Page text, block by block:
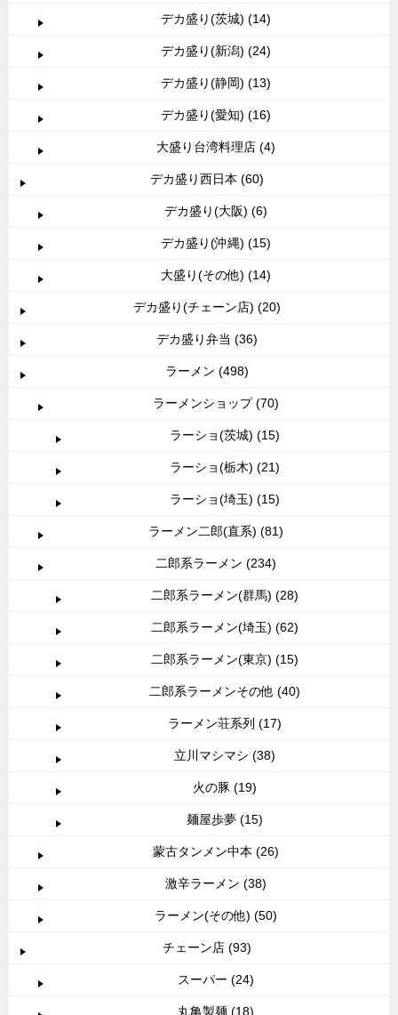
デカ盛り(茨城) (14)
デカ盛り(新潟) (24)
デカ盛り(静岡) (13)
デカ盛り(愛知) (16)
大盛り台湾料理店 (4)
デカ盛り西日本 (60)
デカ盛り(大阪) (6)
デカ盛り(沖縄) (15)
大盛り(その他) (14)
デカ盛り(チェーン店) (20)
デカ盛り弁当 (36)
ラーメン (498)
ラーメンショップ (70)
ラーショ(茨城) (15)
ラーショ(栃木) (21)
ラーショ(埼玉) (15)
ラーメン二郎(直系) (81)
二郎系ラーメン (234)
二郎系ラーメン(群馬) (28)
二郎系ラーメン(埼玉) (62)
二郎系ラーメン(東京) (15)
二郎系ラーメンその他 (40)
ラーメン荘系列 (17)
立川マシマシ (38)
火の豚 (19)
麺屋歩夢 (15)
蒙古タンメン中本 (26)
激辛ラーメン (38)
ラーメン(その他) (50)
チェーン店 (93)
スーパー (24)
丸亀製麺 (18)